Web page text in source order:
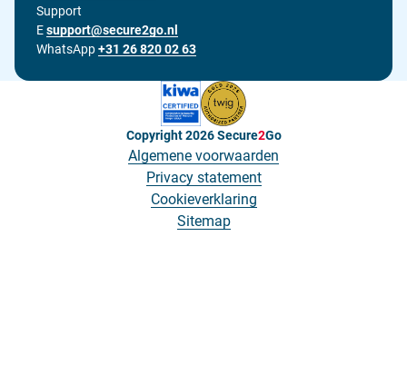
Support
EStuur onze support afdeling een e-mail op
support@secure2go.nl
WhatsApp+31 26 820 02 63
Copyright 2026Secure2Go
Algemene voorwaarden
Privacy statement
Cookieverklaring
Sitemap